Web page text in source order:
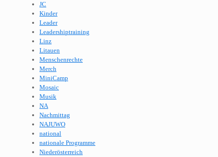
JC
Kinder
Leader
Leadershiptraining
Linz
Litauen
Menschenrechte
Merch
MiniCamp
Mosaic
Musik
NA
Nachmittag
NAJUWO
national
nationale Programme
Niederösterreich